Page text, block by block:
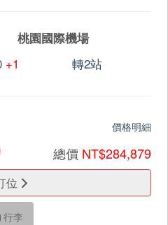
桃園國際機場
+1 轉2站
價格明細
總價 NT$284,879
位
行李